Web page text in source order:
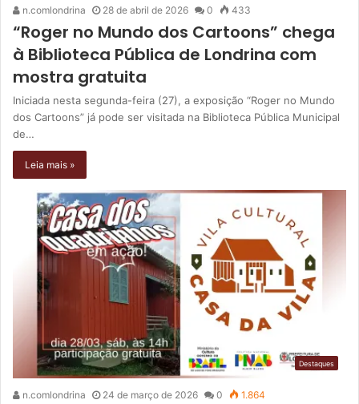
n.comlondrina 28 de abril de 2026 0 433
“Roger no Mundo dos Cartoons” chega
à Biblioteca Pública de Londrina com
mostra gratuita
Iniciada nesta segunda-feira (27), a exposição “Roger no Mundo
dos Cartoons” já pode ser visitada na Biblioteca Pública Municipal
de…
Leia mais »
Destaques
n.comlondrina 24 de março de 2026 0 1.864